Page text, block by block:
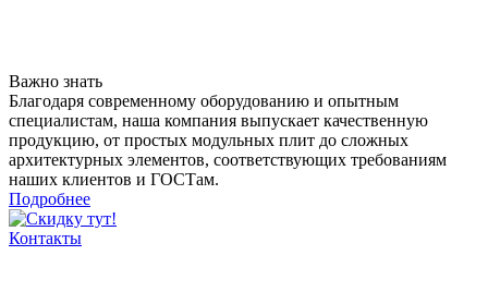
Важно знать
Благодаря современному оборудованию и опытным
специалистам, наша компания выпускает качественную
продукцию, от простых модульных плит до сложных
архитектурных элементов, соответствующих требованиям
наших клиентов и ГОСТам.
Подробнее
Контакты